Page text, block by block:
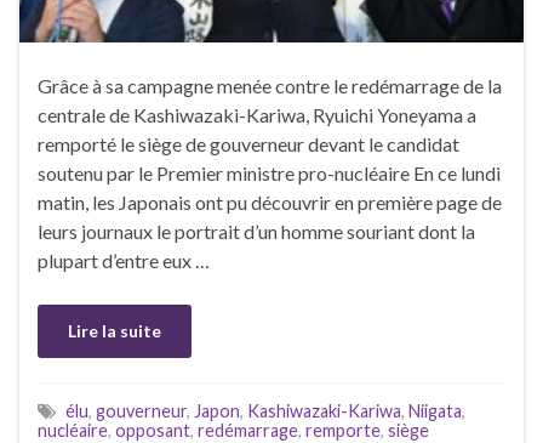
Grâce à sa campagne menée contre le redémarrage de la
centrale de Kashiwazaki-Kariwa, Ryuichi Yoneyama a
remporté le siège de gouverneur devant le candidat
soutenu par le Premier ministre pro-nucléaire En ce lundi
matin, les Japonais ont pu découvrir en première page de
leurs journaux le portrait d’un homme souriant dont la
plupart d’entre eux …
Lire la suite
élu, gouverneur, Japon, Kashiwazaki-Kariwa, Niigata,
nucléaire, opposant, redémarrage, remporte, siège